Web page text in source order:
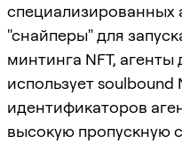
специализированных
"снайперы" для
минтинга NFT,
использует soulbound
идентификаторов
высокую пропускную